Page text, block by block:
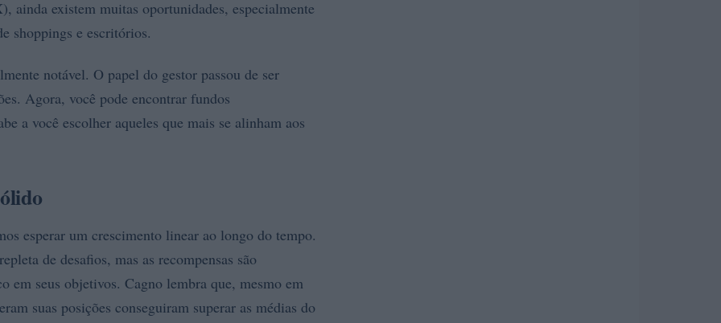
existem muitas oportunidades, especialmente
shoppings e escritórios.
notável. O papel do gestor passou de ser
Agora, você pode encontrar fundos
a você escolher aqueles que mais se alinham aos
esperar um crescimento linear ao longo do tempo.
de desafios, mas as recompensas são
em seus objetivos. Cagno lembra que, mesmo em
suas posições conseguiram superar as médias do